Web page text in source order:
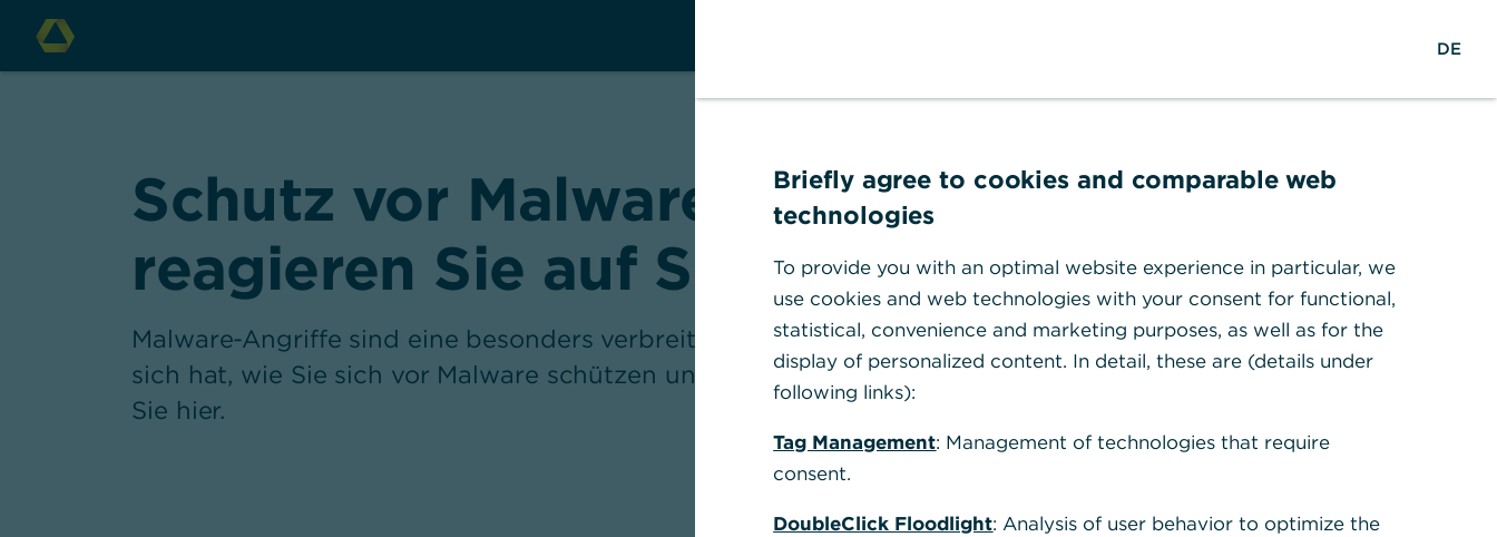
u o
e
Schutz vor Malware-Angriffen: So
reagieren Sie auf Schadsoftware
Malware-Angriffe sind eine besonders verbreitete Form der Cyber-Kriminalität. Was es damit auf
sich hat, wie Sie sich vor Malware schützen und im Falle eines Angriffs verhalten sollten, erfahren
Sie hier.
DE
Briefly agree to cookies and comparable web
technologies
To provide you with an optimal website experience in particular, we
use cookies and web technologies with your consent for functional,
statistical, convenience and marketing purposes, as well as for the
display of personalized content. In detail, these are (details under
following links):
Tag Management: Management of technologies that require
consent.
DoubleClick Floodlight: Analysis of user behavior to optimize the